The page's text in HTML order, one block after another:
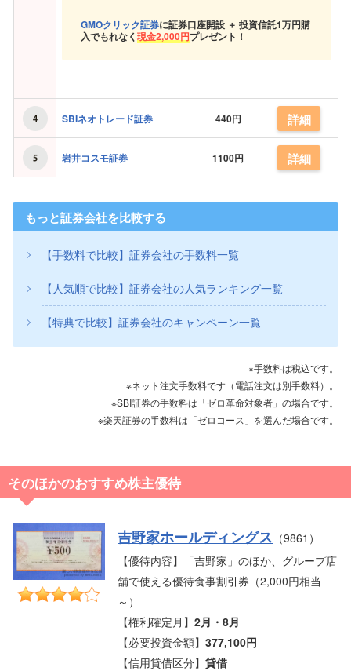
GMOクリック証券に証券口座開設 ＋ 投資信託1万円購
入でもれなく現金2,000円プレゼント！
SBIネオトレード証券 440円 詳細
岩井コスモ証券 1100円 詳細
もっと証券会社を比較する
【手数料で比較】証券会社の手数料一覧
【人気順で比較】証券会社の人気ランキング一覧
【特典で比較】証券会社のキャンペーン一覧
※手数料は税込です。
※ネット注文手数料です（電話注文は別手数料）。
※SBI証券の手数料は「ゼロ革命対象者」の場合です。
※楽天証券の手数料は「ゼロコース」を選んだ場合です。
そのほかのおすすめ株主優待
吉野家ホールディングス （9861）
【優待内容】「吉野家」のほか、グループ店
舗で使える優待食事割引券（2,000円相当
～）
【権利確定月】2月・8月
【必要投資金額】377,100円
【信用貸借区分】貸借